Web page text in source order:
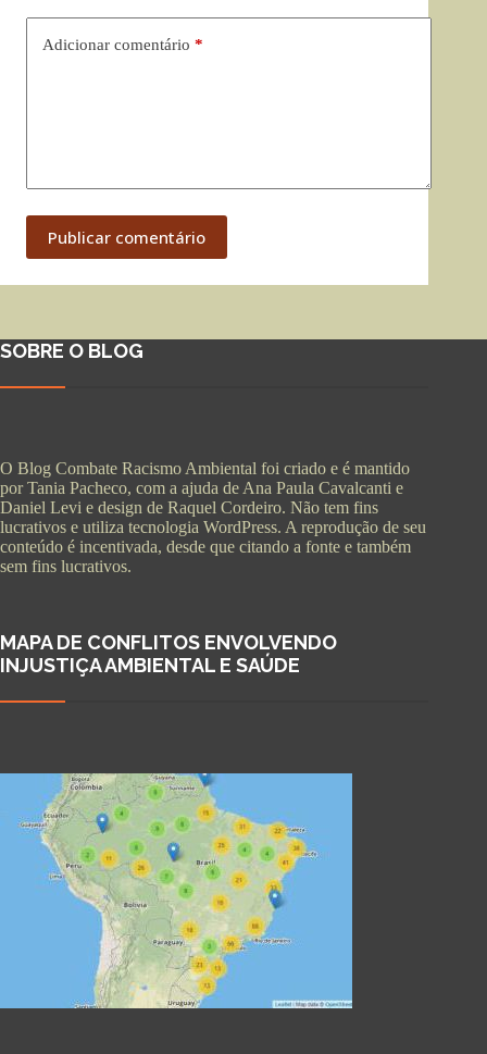
Adicionar comentário *
Publicar comentário
SOBRE O BLOG
O Blog Combate Racismo Ambiental foi criado e é mantido
por Tania Pacheco, com a ajuda de Ana Paula Cavalcanti e
Daniel Levi e design de Raquel Cordeiro. Não tem fins
lucrativos e utiliza tecnologia WordPress. A reprodução de seu
conteúdo é incentivada, desde que citando a fonte e também
sem fins lucrativos.
MAPA DE CONFLITOS ENVOLVENDO
INJUSTIÇA AMBIENTAL E SAÚDE